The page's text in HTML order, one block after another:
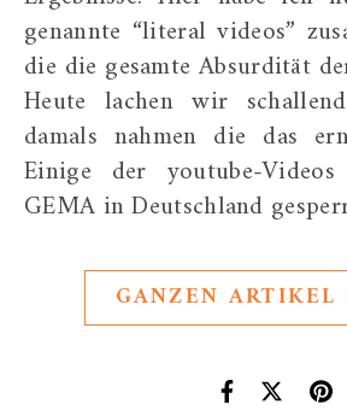
genannte “literal videos”
die die gesamte Absurdität
Heute lachen wir
damals nahmen die das
Einige der youtube-
GEMA in Deutschland
GANZEN ARTIKEL